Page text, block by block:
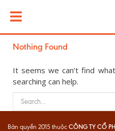
Nothing Found
It seems we can’t find
searching can help.
Search for:
Bản quyền 2015 thuộc CÔNG TY CỔ